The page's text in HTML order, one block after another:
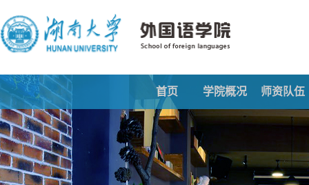
首页 学院概况 师资队伍